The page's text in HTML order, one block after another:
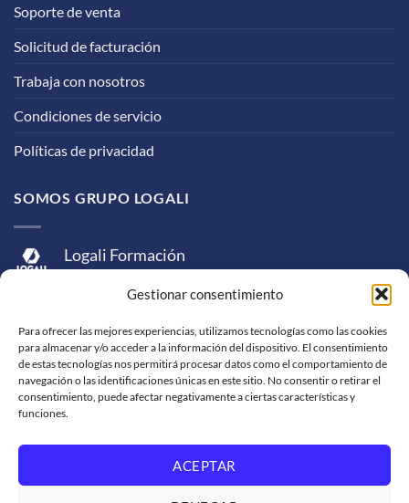
Gestionar consentimiento
Para ofrecer las mejores experiencias, utilizamos tecnologías como las cookies
para almacenar y/o acceder a la información del dispositivo. El consentimiento
de estas tecnologías nos permitirá procesar datos como el comportamiento de
navegación o las identificaciones únicas en este sitio. No consentir o retirar el
consentimiento, puede afectar negativamente a ciertas características y
funciones.
ACEPTAR
Soporte de venta
Solicitud de facturación
Trabaja con nosotros
Condiciones de servicio
Políticas de privacidad
SOMOS GRUPO LOGALI
Logali Formación
Logali Consultoría
Logali Ingeniería
Skrill